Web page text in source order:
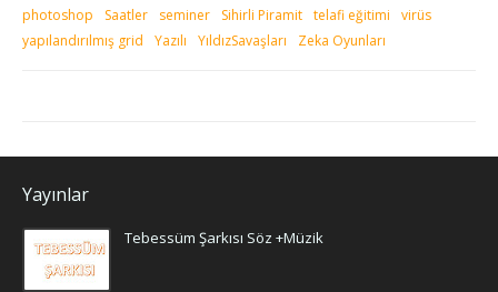
photoshop
Saatler seminer Sihirli Piramit telafi eğitimi
virüs
yapılandırılmış grid
Yazılı YıldızSavaşları Zeka Oyunları
Yayınlar
Tebessüm Şarkısı Söz +Müzik